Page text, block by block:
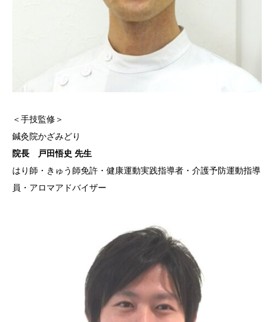
＜手技監修＞
鍼灸院かざみどり
院長 戸田悟史 先生
はり師・きゅう師免許・健康運動実践指導者・介護予防運動指導
員・アロマアドバイザー